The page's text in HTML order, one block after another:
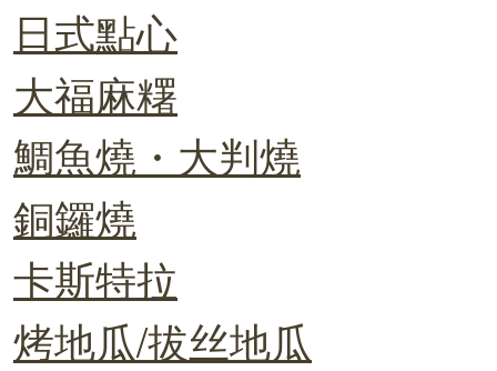
日式點心
大福麻糬
鯛魚燒・大判燒
銅鑼燒
卡斯特拉
烤地瓜/拔丝地瓜